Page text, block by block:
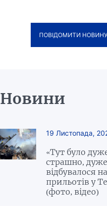
ПОВІДОМИТИ НОВИНУ
Новини
19 Листопада,
«Тут було
страшно,
відбувалося
прильотів у
(фото, відео)